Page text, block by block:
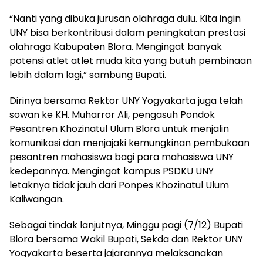
“Nanti yang dibuka jurusan olahraga dulu. Kita ingin
UNY bisa berkontribusi dalam peningkatan prestasi
olahraga Kabupaten Blora. Mengingat banyak
potensi atlet atlet muda kita yang butuh pembinaan
lebih dalam lagi,” sambung Bupati.
Dirinya bersama Rektor UNY Yogyakarta juga telah
sowan ke KH. Muharror Ali, pengasuh Pondok
Pesantren Khozinatul Ulum Blora untuk menjalin
komunikasi dan menjajaki kemungkinan pembukaan
pesantren mahasiswa bagi para mahasiswa UNY
kedepannya. Mengingat kampus PSDKU UNY
letaknya tidak jauh dari Ponpes Khozinatul Ulum
Kaliwangan.
Sebagai tindak lanjutnya, Minggu pagi (7/12) Bupati
Blora bersama Wakil Bupati, Sekda dan Rektor UNY
Yogyakarta beserta jajarannya melaksanakan